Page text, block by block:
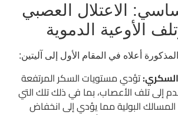
الاعتلال العصبي
الأوعية الدموية
أعلاه في المقام الأول إلى آليتين:
السكري:تؤدي مستويات السكر المرتفعة
إلى تلف الأعصاب، بما في ذلك تلك التي
البولية مما يؤدي إلى انخفاض